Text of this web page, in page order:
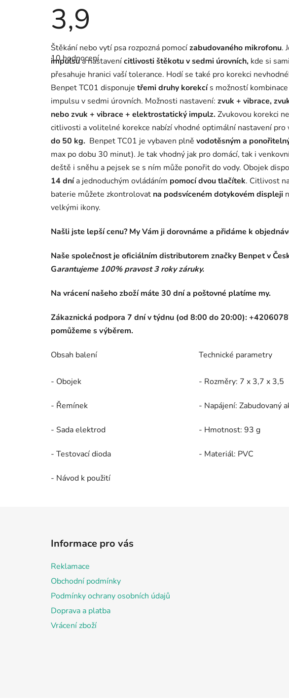
3,9
Průměrné
hodnocení
produktu
3,9
z
5
hvězdiček.
10 hodnocení
Štěkání nebo vytí psa rozpozná pomocízabudovaného mikrofonu.
impulsua nastavenícitlivosti štěkotu v sedmi úrovních, kde si
přesahuje hranici vaší tolerance. Hodí se také pro korekci
Benpet TC01 disponuje třemi druhy korekcís možností
impulsu v sedmi úrovních. Možnosti nastavení: zvuk + vibrace,
nebo zvuk + vibrace + elektrostatický impulz. Zvukovou korekci
citlivosti a volitelné korekce nabízí vhodné optimální nastavení
do 50 kg. Benpet TC01 je vybaven plně vodotěsným a
max po dobu 30 minut). Je tak vhodný jak pro domácí, tak i
deště i sněhu a pejsek se s ním může ponořit do vody. Obojek
14 dnía jednoduchým ovládáním pomocí dvou tlačítek. Citlivost
baterie můžete zkontrolovat na podsvíceném dotykovém displeji
velkými ikony.
Našli jste lepší cenu? My Vám ji dorovnáme a přidáme k
Naše společnost je oficiálním distributorem značky Benpet v
Garantujeme 100% pravost 3 roky záruky.
Na vrácení našeho zboží máte 30 dní a poštovné platíme my.
Zákaznická podpora 7 dní v týdnu (od 8:00 do 20:00):
pomůžeme s výběrem.
Obsah balení Technické parametry
- Obojek
- Řemínek
- Sada elektrod
- Testovací dioda
- Návod k použití
- Rozměry: 7 x 3,7 x 3,5
- Napájení: Zabudovaný
- Hmotnost: 93 g
- Materiál: PVC
Informace pro vás
Reklamace
Obchodní podmínky
Podmínky ochrany osobních údajů
Doprava a platba
Vrácení zboží